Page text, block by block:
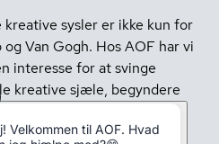
sysler er ikke kun for
Van Gogh. Hos AOF har vi
interesse for at svinge
kreative sjæle, begyndere
kan lide at sidde hele
værk, men også for dig,